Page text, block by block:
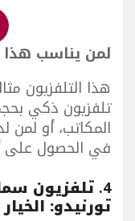
لمن يناسب هذا
هذا التلفزيون
تلفزيون ذكي
المكاتب، أو لمن
في الحصول على
4.
تورنيدو: